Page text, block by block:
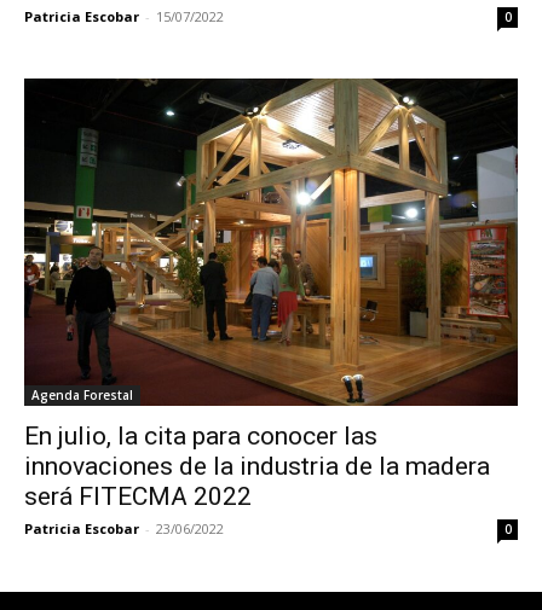
Patricia Escobar - 15/07/2022 0
Agenda Forestal
En julio, la cita para conocer las
innovaciones de la industria de la madera
será FITECMA 2022
Patricia Escobar - 23/06/2022 0